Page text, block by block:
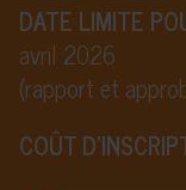
DATE LIMITE
avril 2026
(rapport et
COÛT